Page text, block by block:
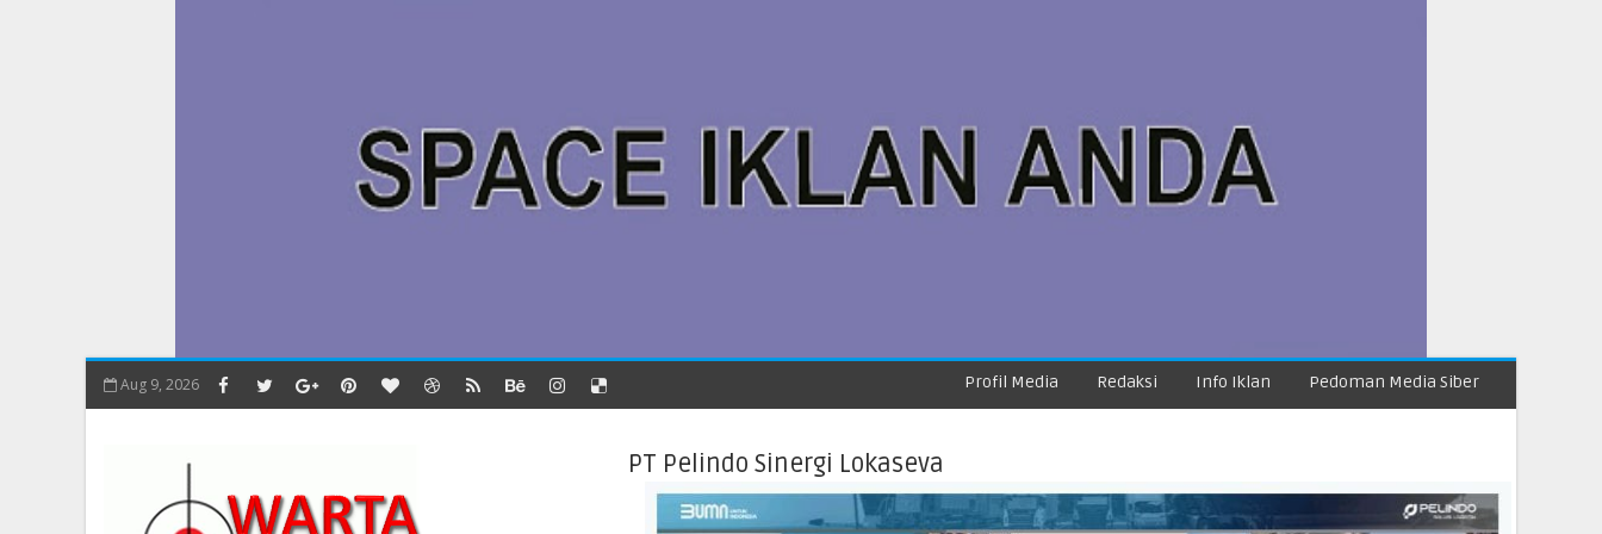
Aug 9, 2026 Profil Media Redaksi Info Iklan Pedoman Media Siber
PT Pelindo Sinergi Lokaseva